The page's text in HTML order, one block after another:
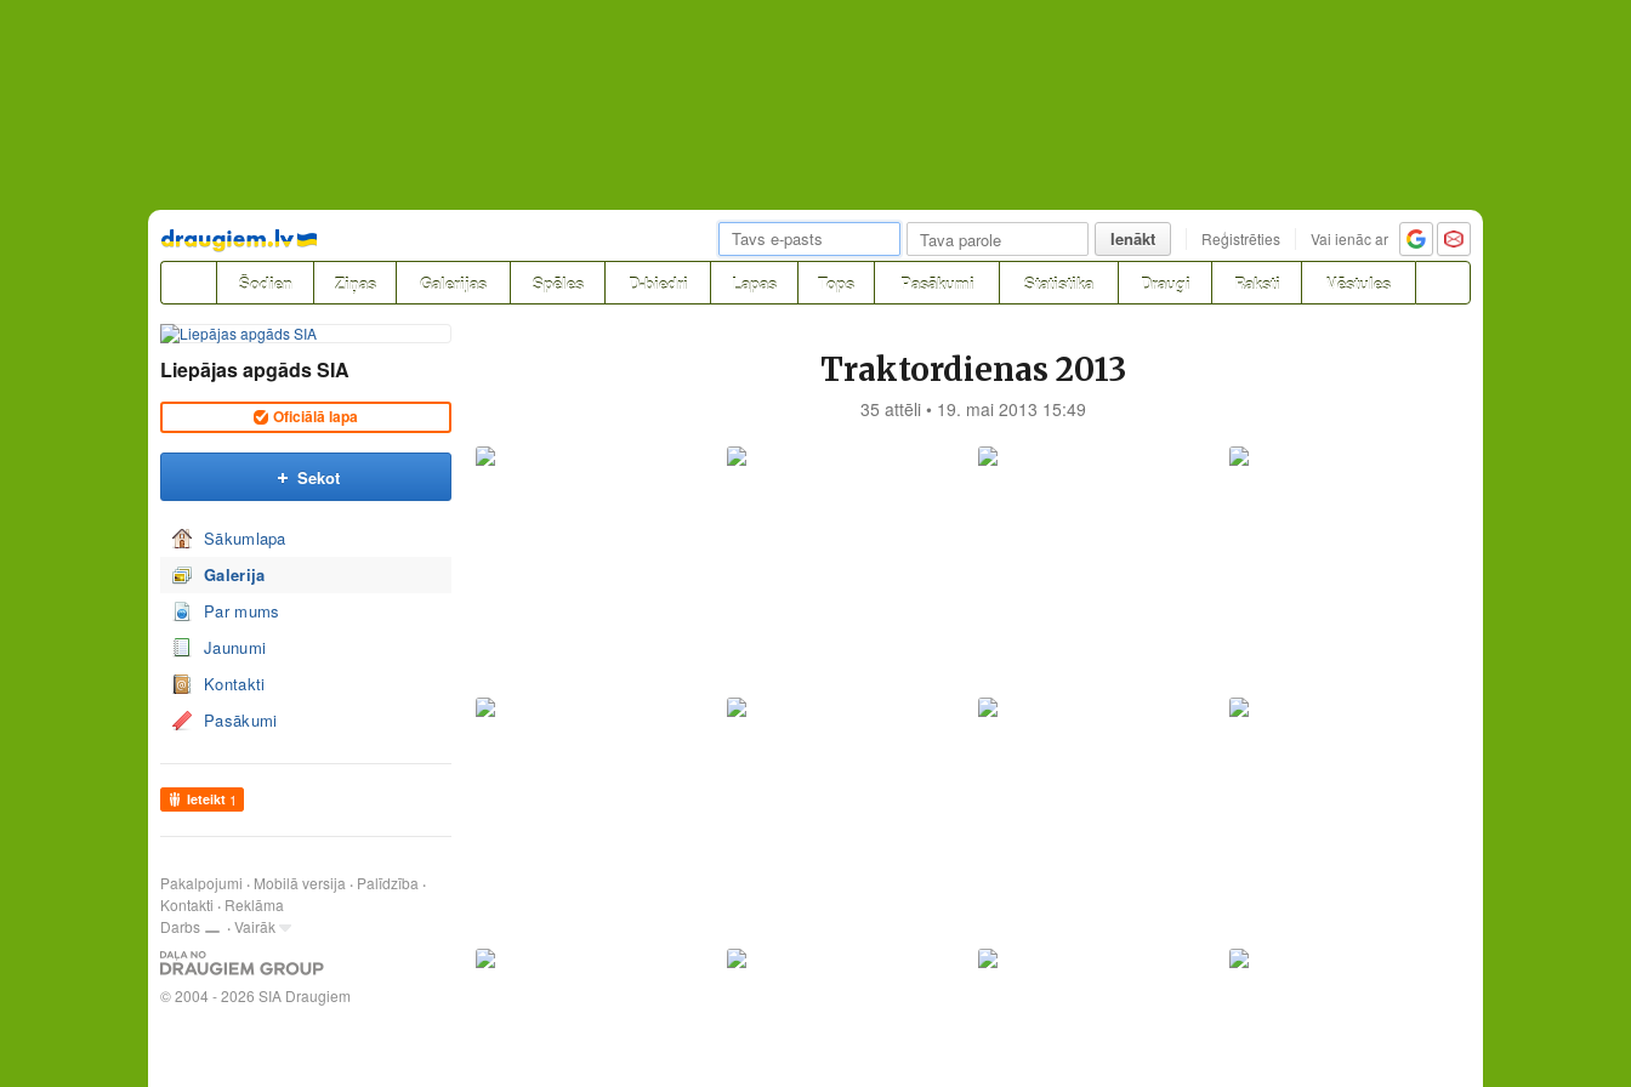
Pāriet
uz
saturu
Ienākt Reģistrēties Vai ienāc ar
Šodien Ziņas Galerijas Spēles D-biedri Lapas Tops Pasākumi Statistika Draugi Raksti Vēstules
Liepājas apgāds SIA
Oficiālā lapa
Sekot
Sākumlapa
Galerija
Par mums
Jaunumi
Kontakti
Pasākumi
Ieteikt 1
Pakalpojumi Mobilā versija
Palīdzība
Kontakti
Reklāma
Darbs
Vairāk
© 2004 - 2026 SIA Draugiem
Traktordienas 2013
35 attēli • 19. mai 2013 15:49